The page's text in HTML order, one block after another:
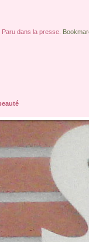
Paru dans la presse.